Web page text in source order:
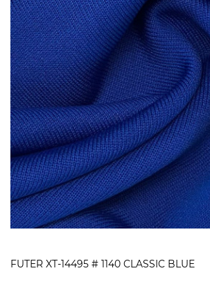
FUTER XT-14495 # 1140 CLASSIC BLUE